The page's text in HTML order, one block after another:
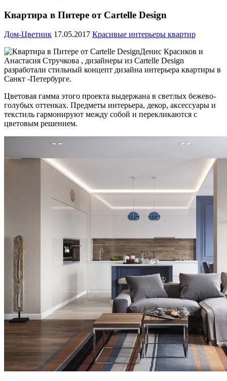
Квартира в Питере от Cartelle Design
Дом-Цветник 17.05.2017 Красивые интерьеры квартир
Денис Красиков и
Анастасия Стручкова , дизайнеры из Cartelle Design
разработали стильный концепт дизайна интерьера квартиры в
Санкт -Петербурге.
Цветовая гамма этого проекта выдержана в светлых бежево-
голубых оттенках. Предметы интерьера, декор, аксессуары и
текстиль гармонируют между собой и перекликаются с
цветовым решением.